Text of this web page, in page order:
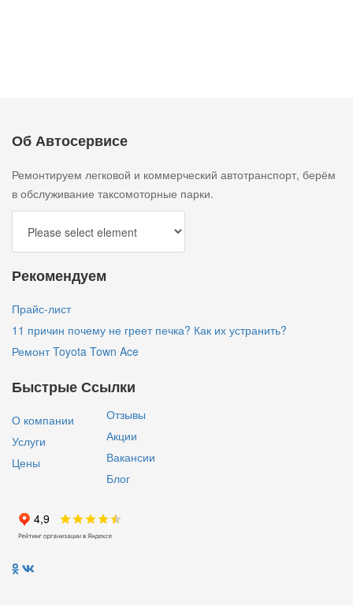
Об Автосервисе
Ремонтируем легковой и коммерческий автотранспорт, берём
в обслуживание таксомоторные парки.
Рекомендуем
Прайс-лист
11 причин почему не греет печка? Как их устранить?
Ремонт Toyota Town Ace
Быстрые Ссылки
О компании
Услуги
Цены
Отзывы
Акции
Вакансии
Блог